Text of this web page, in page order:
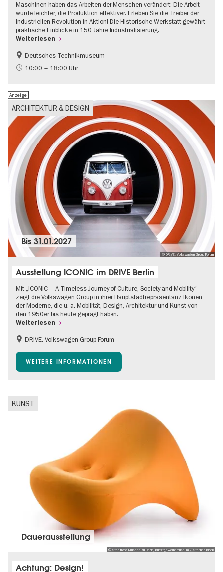
Maschinen haben das Arbeiten der Menschen verändert: Die Arbeit
wurde leichter, die Produktion effektiver. Erleben Sie die Treiber der
Industriellen Revolution in Aktion! Die Historische Werkstatt gewährt
praktische Einblicke in 150 Jahre Industrialisierung.
Weiterlesen
Geschichte
Deutsches Technikmuseum
10:00 – 18:00 Uhr
ARCHITEKTUR & DESIGN
Anzeige
© DRIVE. Volkswagen Group Forum
Bis31.01.2027
Ausstellung ICONIC im DRIVE Berlin
Mit „ICONIC – A Timeless Journey of Culture, Society and Mobility“
zeigt die Volkswagen Group in ihrer Hauptstadtrepräsentanz Ikonen
der Moderne, die u. a. Mobilität, Design, Architektur und Kunst von
den 1950er bis heute geprägt haben.
Weiterlesen
Barrierefrei
Gratis
DRIVE. Volkswagen Group Forum
WEITERE INFORMATIONEN
KUNST
© Staatliche Museen zu Berlin, Kunstgewerbemuseum / Stephan Klonk
Dauer­aus­stel­lung
Achtung: Design!